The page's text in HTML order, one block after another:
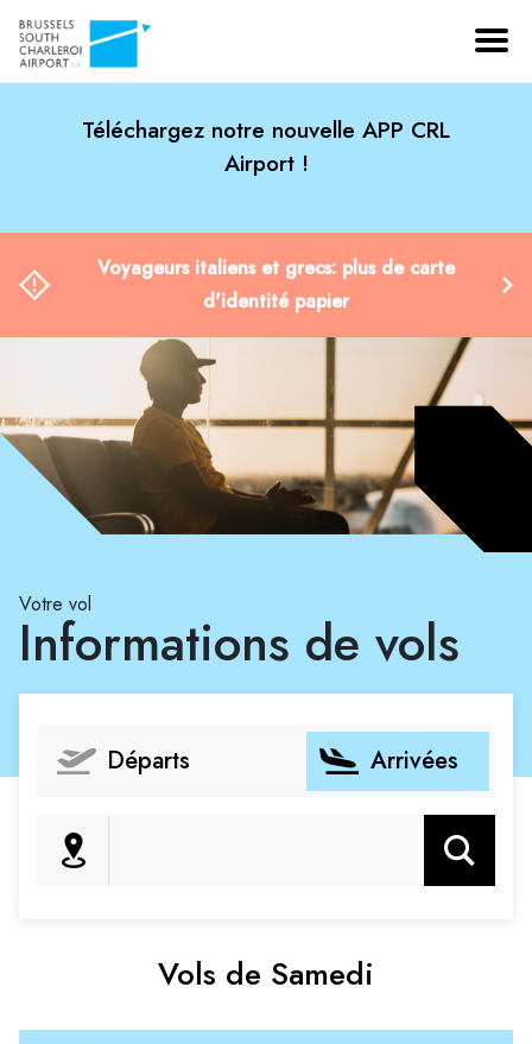
Téléchargez notre nouvelle APP CRL
Airport !
Voyageurs italiens et grecs: plus de carte
d'identité papier
Votre vol
Informations de vols
Départs Arrivées
Rechercher
Vols de Samedi